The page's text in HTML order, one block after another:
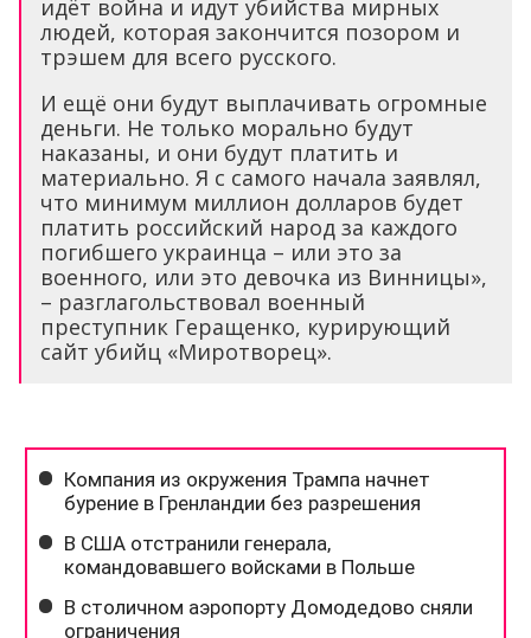
идёт война и идут убийства мирных
людей, которая закончится позором и
трэшем для всего русского.
И ещё они будут выплачивать огромные
деньги. Не только морально будут
наказаны, и они будут платить и
материально. Я с самого начала заявлял,
что минимум миллион долларов будет
платить российский народ за каждого
погибшего украинца – или это за
военного, или это девочка из Винницы»,
– разглагольствовал военный
преступник Геращенко, курирующий
сайт убийц «Миротворец».